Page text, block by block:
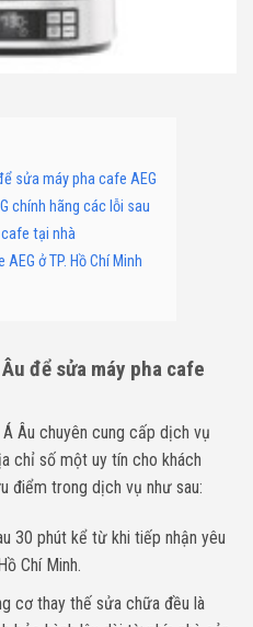
sửa máy pha cafe AEG
chính hãng các lỗi sau
tại nhà
ở TP. Hồ Chí Minh
để sửa máy pha cafe
Âu chuyên cung cấp dịch vụ
chỉ số một uy tín cho khách
điểm trong dịch vụ như sau:
30 phút kể từ khi tiếp nhận yêu
Chí Minh.
cơ thay thế sửa chữa đều là